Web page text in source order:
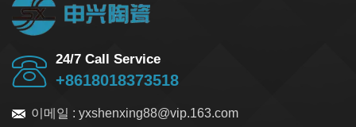
24/7 Call Service
+8618018373518
이메일 : yxshenxing88@vip.163.com